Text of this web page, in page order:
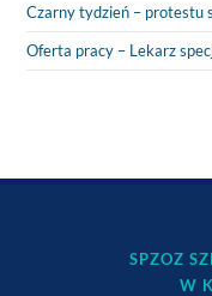
Czarny tydzień – protestu
Oferta pracy – Lekarz
SPZOZ
W